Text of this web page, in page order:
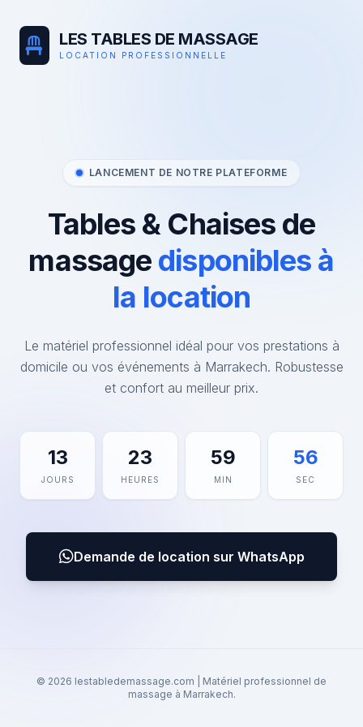
LES TABLES DE MASSAGE
LOCATION PROFESSIONNELLE
LANCEMENT DE NOTRE PLATEFORME
Tables & Chaises de
massage disponibles à
la location
Le matériel professionnel idéal pour vos prestations à
domicile ou vos événements à Marrakech. Robustesse
et confort au meilleur prix.
13
JOURS
23
HEURES
59
MIN
56
SEC
Demande de location sur WhatsApp
© 2026 lestabledemassage.com | Matériel professionnel de
massage à Marrakech.